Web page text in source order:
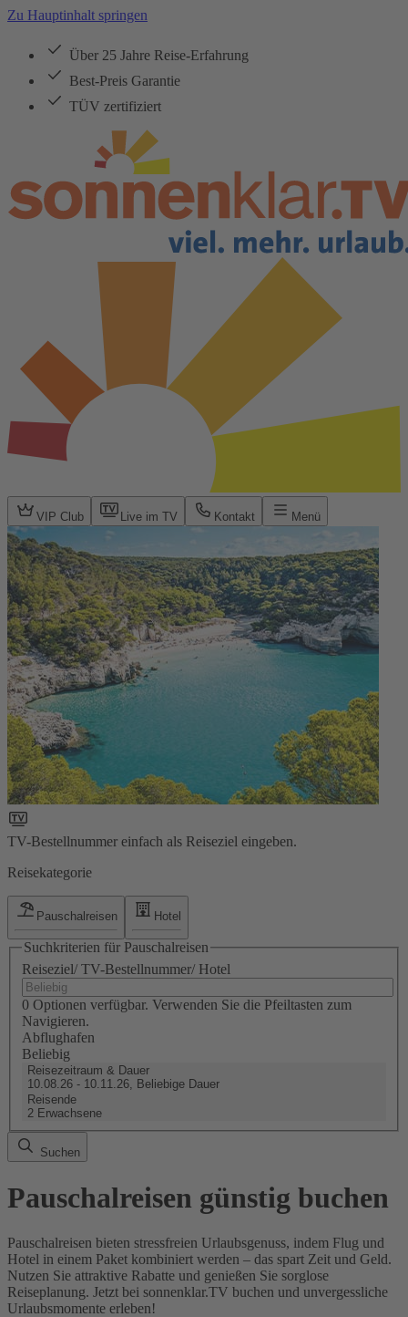
Zu Hauptinhalt springen
Über 25 Jahre Reise-Erfahrung
Best-Preis Garantie
TÜV zertifiziert
VIP Club Live im TV Kontakt Menü
TV-Bestellnummer einfach als Reiseziel eingeben.
Reisekategorie
Pauschalreisen Hotel
Suchkriterien für Pauschalreisen
Reiseziel/ TV-Bestellnummer/ Hotel
0 Optionen verfügbar. Verwenden Sie die Pfeiltasten zum
Navigieren.
Abflughafen
Beliebig
Reisezeitraum & Dauer
10.08.26 - 10.11.26, Beliebige Dauer
Reisende
2 Erwachsene
Suchen
Pauschalreisen günstig buchen
Pauschalreisen bieten stressfreien Urlaubsgenuss, indem Flug und
Hotel in einem Paket kombiniert werden – das spart Zeit und Geld.
Nutzen Sie attraktive Rabatte und genießen Sie sorglose
Reiseplanung. Jetzt bei sonnenklar.TV buchen und unvergessliche
Urlaubsmomente erleben!